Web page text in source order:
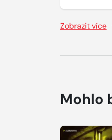
Zobrazit více
Mohlo